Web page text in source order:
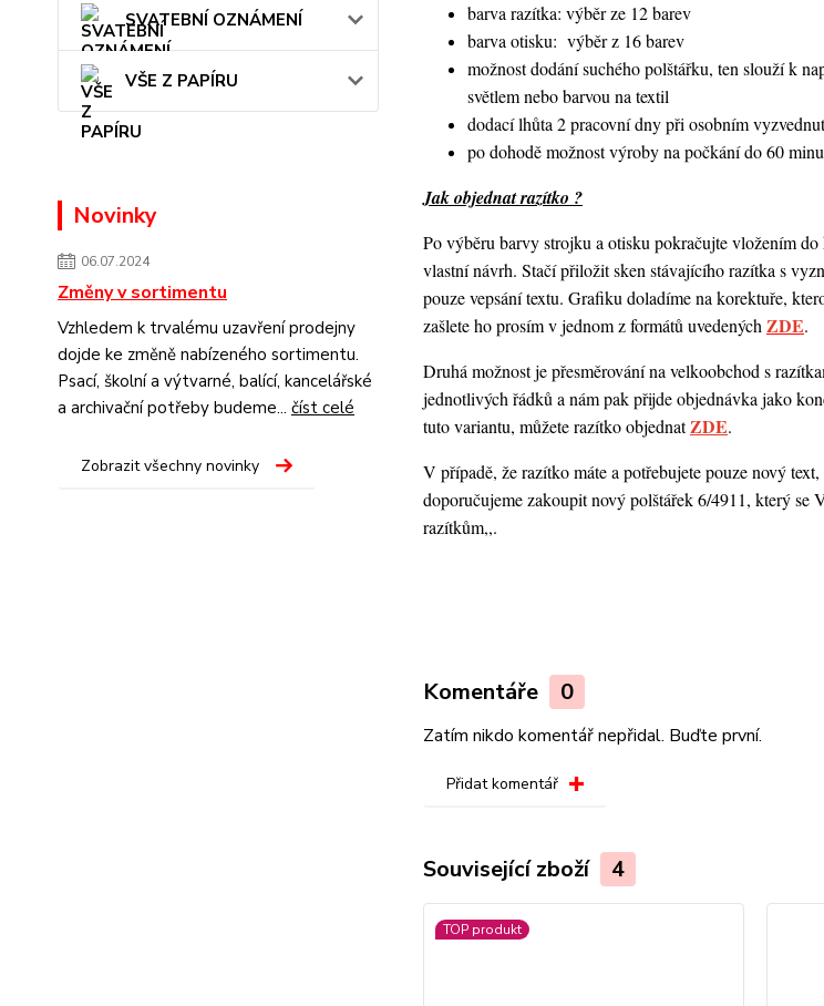
SVATEBNÍ OZNÁMENÍ
VŠE Z PAPÍRU
Novinky
06.07.2024
Změny v sortimentu
Vzhledem k trvalému uzavření prodejny
dojde ke změně nabízeného sortimentu.
Psací, školní a výtvarné, balící, kancelářské
a archivační potřeby budeme... číst celé
Zobrazit všechny novinky
barva razítka: výběr ze 12 barev
barva otisku: výběr z 16 barev
možnost dodání suchého polštářku, ten slouží k
světlem nebo barvou na textil
dodací lhůta 2 pracovní dny při osobním
po dohodě možnost výroby na počkání do 60
Jak objednat razítko ?
Po výběru barvy strojku a otisku pokračujte vložením
vlastní návrh. Stačí přiložit sken stávajícího razítka s
pouze vepsání textu. Grafiku doladíme na korektuře,
zašlete ho prosím v jednom z formátů uvedených ZDE.
Druhá možnost je přesměrování na velkoobchod s
jednotlivých řádků a nám pak přijde objednávka jako
tuto variantu, můžete razítko objednatZDE.
V případě, že razítko máte a potřebujete pouze nový
doporučujeme zakoupit nový polštářek 6/4911, který se
razítkům,,.
Komentáře 0
Zatím nikdo komentář nepřidal. Buďte první.
Přidat komentář
Související zboží 4
TOP produkt